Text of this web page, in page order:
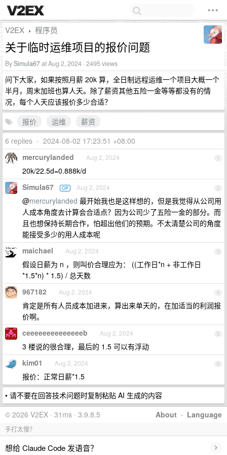
V2EX › 程序员
关于临时运维项目的报价问题
BySimula67at Aug 2, 2024 · 2495 views
问下大家，如果按照月薪 20k 算，全日制远程运维一个项目大概一个
半月，周末加班也算人天。除了薪资其他五险一金等等都没有的情
况，每个人天应该报价多少合适？
报价
运维
薪资
6 replies • 2024-08-02 17:23:51 +08:00
1
mercurylanded Aug 2, 2024
20k/22.5d=0.888k/d
2
Simula67 OP Aug 2, 2024
@mercurylanded 最开始我也是这样想的，但是我觉得从公司用
人成本角度去计算会合适点？因为公司少了五险一金的部分。而
且也想保持长期合作，怕超出他们的预期。不太清楚公司的角度
能接受多少的用人成本呢
3
maichael Aug 2, 2024
假设日薪为 n ，则叫价合理应为： ((工作日*n + 非工作日
*1.5*n) * 1.5) / 总天数
4
967182 Aug 2, 2024
肯定是所有人员成本加进来，算出来单天的，在加适当的利润报
价啊。
5
ceeeeeeeeeeeeeeb Aug 2, 2024
3 楼说的很合理，最后的 1.5 可以有浮动
6
kim01 Aug 2, 2024
报价：正常日薪*1.5
• 请不要在回答技术问题时复制粘贴 AI 生成的内容
About · Language
© 2026 V2EX · 31ms · 3.9.8.5
手打太慢？
想给 Claude Code 发语音？ ›